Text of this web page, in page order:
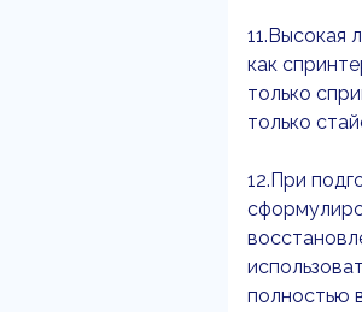
11.Высокая
как
только
только
12.При
полностью